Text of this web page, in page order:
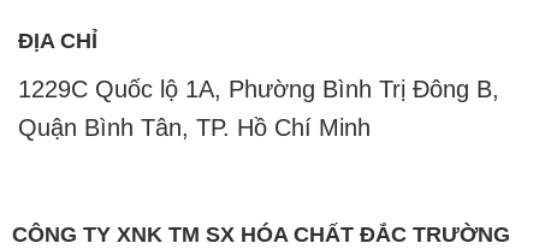
ĐỊA CHỈ
1229C Quốc lộ 1A, Phường Bình Trị Đông B,
Quận Bình Tân, TP. Hồ Chí Minh
CÔNG TY XNK TM SX HÓA CHẤT ĐẮC TRƯỜNG